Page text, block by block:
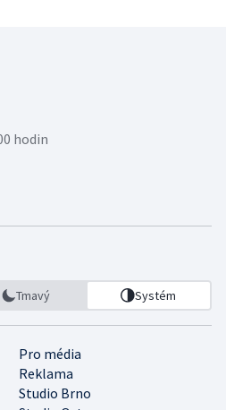
hodin
Tmavý Systém
Pro média
Reklama
Studio Brno